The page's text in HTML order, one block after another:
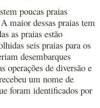
poucas praias
maior dessas praias tem
as praias estão
seis praias para os
desembarques
operações de diversão e
um nome de
foram identificados por